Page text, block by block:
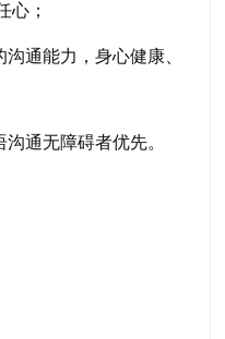
心；
通能力，身心健康、
通无障碍者优先。